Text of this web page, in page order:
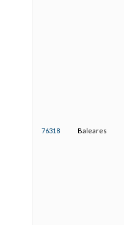
76318 Baleares